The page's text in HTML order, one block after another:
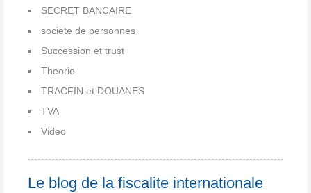
SECRET BANCAIRE
societe de personnes
Succession et trust
Theorie
TRACFIN et DOUANES
TVA
Video
Le blog de la fiscalite internationale